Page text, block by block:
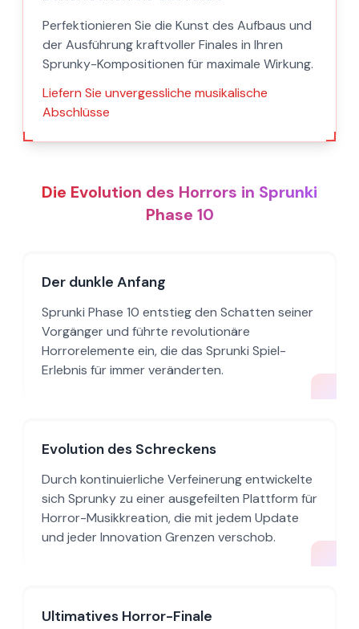
Perfektionieren Sie die Kunst des Aufbaus und
der Ausführung kraftvoller Finales in Ihren
Sprunky-Kompositionen für maximale Wirkung.
Liefern Sie unvergessliche musikalische
Abschlüsse
Die Evolution des Horrors in Sprunki
Phase 10
Der dunkle Anfang
Sprunki Phase 10 entstieg den Schatten seiner
Vorgänger und führte revolutionäre
Horrorelemente ein, die das Sprunki Spiel-
Erlebnis für immer veränderten.
Evolution des Schreckens
Durch kontinuierliche Verfeinerung entwickelte
sich Sprunky zu einer ausgefeilten Plattform für
Horror-Musikkreation, die mit jedem Update
und jeder Innovation Grenzen verschob.
Ultimatives Horror-Finale